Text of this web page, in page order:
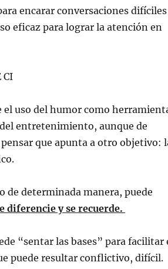
encarar conversaciones difíciles
eficaz para lograr la atención en
CI
uso del humor como
entretenimiento, aunque de
que apunta a otro objetivo:
de determinada manera, puede
diferencie y se recuerde.
“sentar las bases” para facilitar
puede resultar conflictivo, difícil.